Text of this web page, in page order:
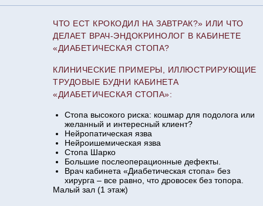
ЧТО ЕСТ КРОКОДИЛ НА ЗАВТРАК?» ИЛИ ЧТО
ДЕЛАЕТ ВРАЧ-ЭНДОКРИНОЛОГ В КАБИНЕТЕ
«ДИАБЕТИЧЕСКАЯ СТОПА?
КЛИНИЧЕСКИЕ ПРИМЕРЫ, ИЛЛЮСТРИРУЮЩИЕ
ТРУДОВЫЕ БУДНИ КАБИНЕТА
«ДИАБЕТИЧЕСКАЯ СТОПА»:
Стопа высокого риска: кошмар для подолога или
желанный и интересный клиент?
Нейропатическая язва
Нейроишемическая язва
Стопа Шарко
Большие послеоперационные дефекты.
Врач кабинета «Диабетическая стопа» без
хирурга – все равно, что дровосек без топора.
Малый зал (1 этаж)